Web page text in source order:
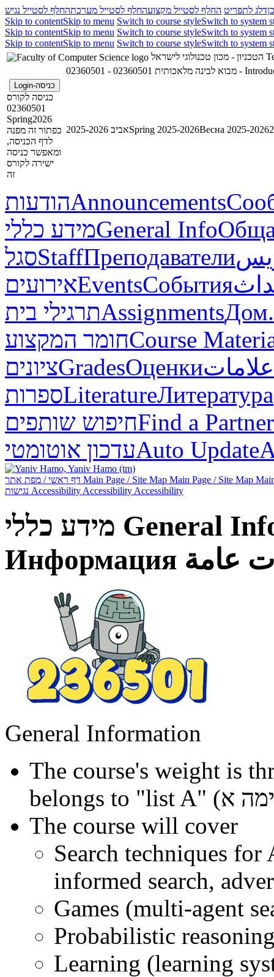
דלג לתפריט החלף לסטייל מקצועהחלף לסטייל מערכתהחלף לסטייל נגיש
Skip to contentSkip to menu Switch to course styleSwitch to system
Skip to contentSkip to menu Switch to course styleSwitch to system
Skip to contentSkip to menu Switch to course styleSwitch to system
02360501 - מבוא לבינה מלאכותית 02360501
כניסה-Login
כניסה לקורס
02360501
Spring2026
כפתור זה מפנה
לדף הכניסה,
ומאפשר כניסה
ישירה לקורס
זה
אביב 2025-2026Spring 2025-2026Весна 2025-2026
הודעותAnnouncements
מידע כלליGeneral Info
סגלStaffПреподаватели
אירועיםEventsСобытия
תרגילי ביתAssignmentsДом.
חומר המקצועCourse
ציוניםGradesОценкиعلامات
ספרותLiteratureЛитература
חיפוש שותפיםFind a Partner
עדכון אוטומטיAuto Update
Main Page / Site Map Main Page / Site Map
Accessibility Accessibility Accessibility
מידע כללי General
Информация عامة
General Information
The course's weight is
The course will cover
Search techniques
informed search,
Games (multi-agent
Probabilistic
Learning (learning